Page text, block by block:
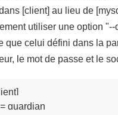
[client] au lieu de
utiliser une option
que celui défini dans la
le mot de passe et le
guardian